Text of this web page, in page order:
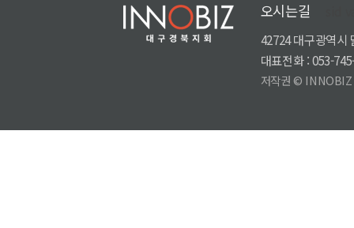
오시는길
42724 대구광역시
대표전화 : 053-
저작권 © INNOBIZ